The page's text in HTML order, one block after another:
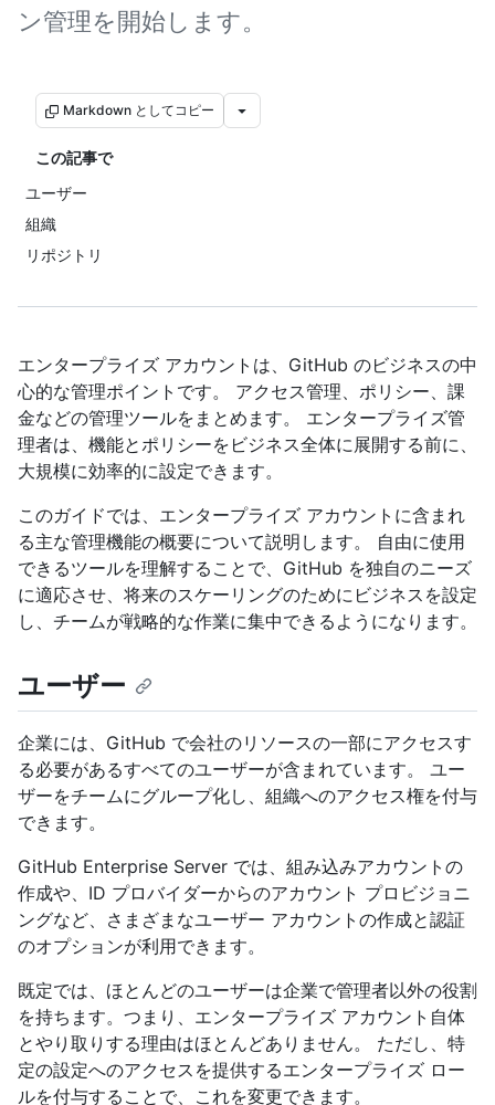
ン管理を開始します。
Markdown としてコピー
この記事で
ユーザー
組織
リポジトリ
エンタープライズ アカウントは、GitHub のビジネスの中
心的な管理ポイントです。 アクセス管理、ポリシー、課
金などの管理ツールをまとめます。 エンタープライズ管
理者は、機能とポリシーをビジネス全体に展開する前に、
大規模に効率的に設定できます。
このガイドでは、エンタープライズ アカウントに含まれ
る主な管理機能の概要について説明します。 自由に使用
できるツールを理解することで、GitHub を独自のニーズ
に適応させ、将来のスケーリングのためにビジネスを設定
し、チームが戦略的な作業に集中できるようになります。
ユーザー
企業には、GitHub で会社のリソースの一部にアクセスす
る必要があるすべてのユーザーが含まれています。 ユー
ザーをチームにグループ化し、組織へのアクセス権を付与
できます。
GitHub Enterprise Server では、組み込みアカウントの
作成や、ID プロバイダーからのアカウント プロビジョニ
ングなど、さまざまなユーザー アカウントの作成と認証
のオプションが利用できます。
既定では、ほとんどのユーザーは企業で管理者以外の役割
を持ちます。つまり、エンタープライズ アカウント自体
とやり取りする理由はほとんどありません。 ただし、特
定の設定へのアクセスを提供するエンタープライズ ロー
ルを付与することで、これを変更できます。